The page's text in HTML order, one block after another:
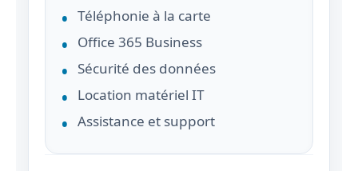
Téléphonie à la carte
Office 365 Business
Sécurité des données
Location matériel IT
Assistance et support